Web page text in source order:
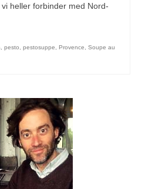
heller forbinder med Nord-
pesto pestosuppe Provence Soupe au